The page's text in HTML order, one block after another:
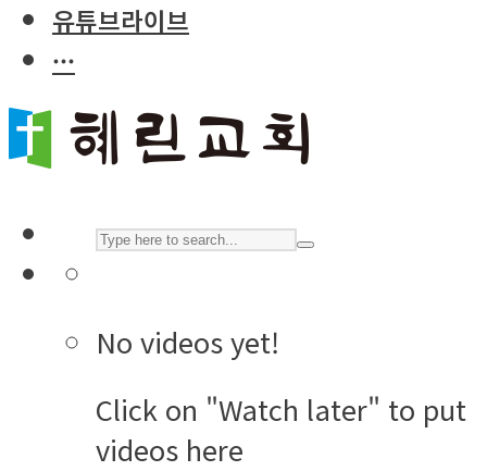
유튜브라이브
···
No videos yet!
Click on "Watch later" to put
videos here